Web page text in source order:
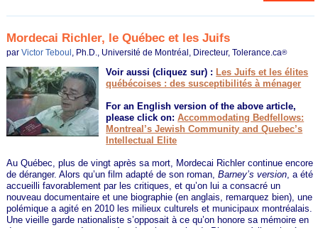
Mordecai Richler, le Québec et les Juifs
parVictor Teboul , Ph.D., Université de Montréal, Directeur, Tolerance.ca®
Voir aussi (cliquez sur) : Les Juifs et les élites
québécoises : des susceptibilités à ménager
For an English version of the above article,
please click on:Accommodating Bedfellows:
Montreal’s Jewish Community and Quebec’s
Intellectual Elite
Au Québec, plus de vingt après sa mort, Mordecai Richler continue encore
de déranger. Alors qu’un film adapté de son roman,Barney’s version, a été
accueilli favorablement par les critiques, et qu’on lui a consacré un
nouveau documentaire et une biographie (en anglais, remarquez bien), une
polémique a agité en 2010 les milieux culturels et municipaux montréalais.
Une vieille garde nationaliste s’opposait à ce qu’on honore sa mémoire en